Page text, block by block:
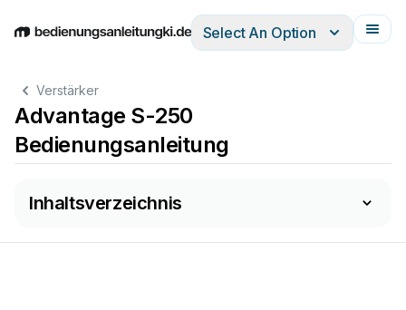
EnglishDeutschEspañolItalianoFrançais
Select An Option
Verstärker
Advantage S-250
Bedienungsanleitung
Inhaltsverzeichnis